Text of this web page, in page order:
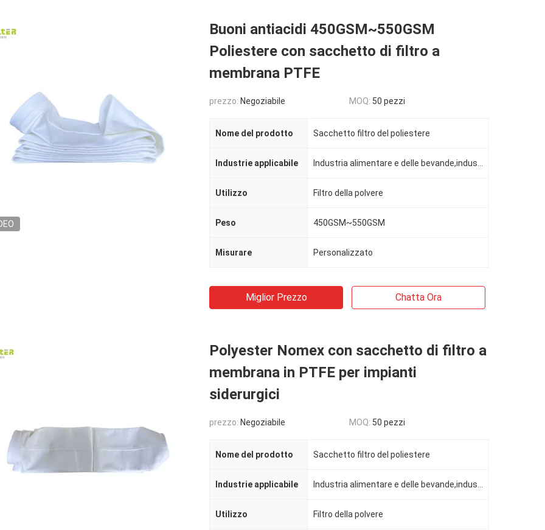
Buoni antiacidi 450GSM~550GSM
Poliestere con sacchetto di filtro a
membrana PTFE
prezzo: Negoziabile MOQ: 50 pezzi
Nome del prodotto Sacchetto filtro del poliestere
Industrie applicabile
Utilizzo Filtro della polvere
Peso 450GSM~550GSM
Misurare Personalizzato
Miglior Prezzo Chatta Ora
Polyester Nomex con sacchetto di filtro a
membrana in PTFE per impianti
siderurgici
prezzo: Negoziabile MOQ: 50 pezzi
Nome del prodotto Sacchetto filtro del poliestere
Industrie applicabile
Utilizzo Filtro della polvere